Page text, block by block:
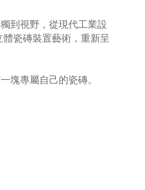
到視野，從現代工業設
瓷磚裝置藝術，重新呈
塊專屬自己的瓷磚。